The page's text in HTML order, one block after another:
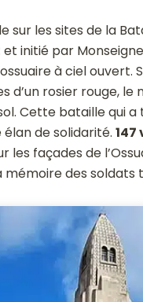
les sites de la
et initié par
ossuaire à ciel
d’un rosier rouge,
Cette bataille qui
de solidarité.
les façades de
des soldats